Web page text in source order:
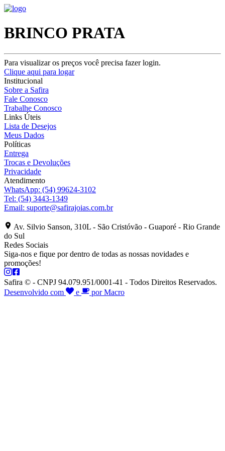
BRINCO PRATA
Para visualizar os preços você precisa fazer login.
Clique aqui para logar
Institucional
Sobre a Safira
Fale Conosco
Trabalhe Conosco
Links Úteis
Lista de Desejos
Meus Dados
Políticas
Entrega
Trocas e Devoluções
Privacidade
Atendimento
WhatsApp: (54) 99624-3102
Tel: (54) 3443-1349
Email: suporte@safirajoias.com.br
Av. Silvio Sanson, 310L - São Cristóvão - Guaporé - Rio Grande
do Sul
Redes Sociais
Siga-nos e fique por dentro de todas as nossas novidades e
promoções!
Safira © - CNPJ 94.079.951/0001-41 - Todos Direitos Reservados.
Desenvolvido com
e por Macro